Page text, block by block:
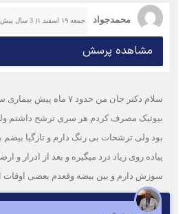
محمدجواد جمعه ۱۹ اسفند ۱( 3 سال پیش)
مشاهده پرسش
سلام دکتر جان من حدود ۷
بیوتیک مصرف کردم هر سری ترشح داشتم
بود ولی ترشحات بی رنگ دارم و تازگیا بیضم
پیاده روی زیاد درد میگیره و بعد از ادرار و
سوزش دارم و بین بیضه وقعدم بعضی اوقات